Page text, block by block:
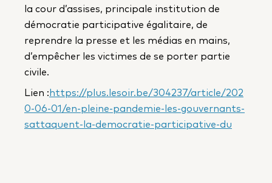
la cour d’assises, principale institution de
démocratie participative égalitaire, de
reprendre la presse et les médias en mains,
d’empêcher les victimes de se porter partie
civile.
Lien :https://plus.lesoir.be/304237/article/202
0-06-01/en-pleine-pandemie-les-gouvernants-
sattaquent-la-democratie-participative-du